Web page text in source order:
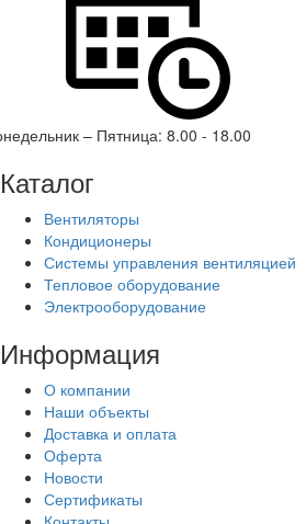
– Пятница: 8.00 - 18.00
Каталог
Вентиляторы
Кондиционеры
Системы управления вентиляцией
Тепловое оборудование
Электрооборудование
Информация
О компании
Наши объекты
Доставка и оплата
Оферта
Новости
Сертификаты